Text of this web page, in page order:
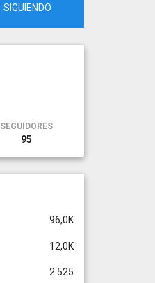
SIGUIENDO
SEGUIDORES
95
96,0K
12,0K
2.525